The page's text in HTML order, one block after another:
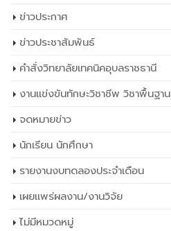
ข่าวประกาศ
ข่าวประชาสัมพันธ์
คำสั่งวิทยาลัยเทคนิคอุบลราชธานี
งานแข่งขันทักษะวิชาชีพ วิชาพื้นฐาน
จดหมายข่าว
นักเรียน นักศึกษา
รายงานงบทดลองประจำเดือน
เผยเเพร่ผลงาน/งานวิจัย
ไม่มีหมวดหมู่